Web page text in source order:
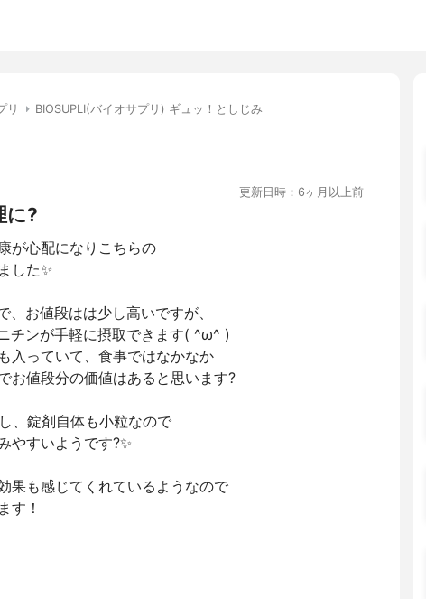
リ BIOSUPLI(バイオサプリ) ギュッ！としじみ
更新日時：6ヶ月以上前
に?
が心配になりこちらの
した✨
お値段はは少し高いですが、
チンが手軽に摂取できます( ^ω^ )
入っていて、食事ではなかなか
お値段分の価値はあると思います?
、錠剤自体も小粒なので
やすいようです?✨
果も感じてくれているようなので
す！